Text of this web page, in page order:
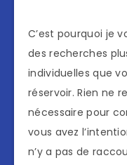
C’est pourquoi je
des recherches
individuelles que
réservoir. Rien ne
nécessaire pour
vous avez
n’y a pas de